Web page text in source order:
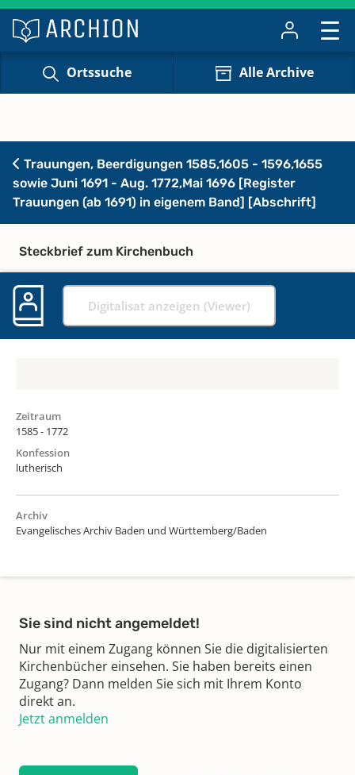
Ortssuche Alle Archive
Trauungen, Beerdigungen 1585,1605 - 1596,1655
sowie Juni 1691 - Aug. 1772,Mai 1696 [Register
Trauungen (ab 1691) in eigenem Band] [Abschrift]
Steckbrief zum Kirchenbuch
Digitalisat anzeigen (Viewer)
Zeitraum
1585 - 1772
Konfession
lutherisch
Archiv
Evangelisches Archiv Baden und Württemberg/Baden
Sie sind nicht angemeldet!
Nur mit einem Zugang können Sie die digitalisierten
Kirchenbücher einsehen. Sie haben bereits einen
Zugang? Dann melden Sie sich mit Ihrem Konto
direkt an.
Jetzt anmelden